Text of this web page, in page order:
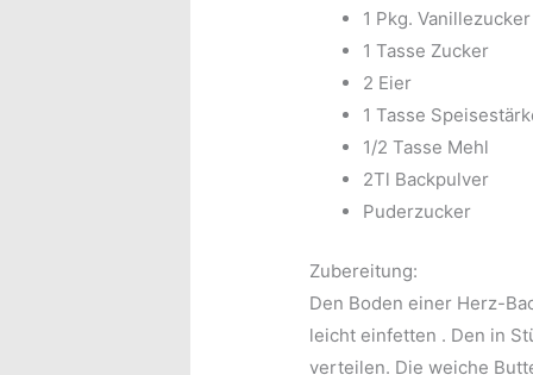
1 Pkg. Vanillezucker
1 Tasse Zucker
2 Eier
1 Tasse
1/2 Tasse Mehl
2Tl Backpulver
Puderzucker
Zubereitung:
Den Boden einer Herz-
leicht einfetten . Den in
verteilen. Die weiche